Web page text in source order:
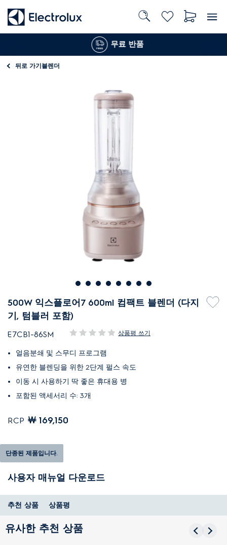
무료 반품
뒤로 가기블렌더
500W 익스플로어7 600ml 컴팩트 블렌더 (다지
기, 텀블러 포함)
E7CB1-86SM 상품평 쓰기
얼음분쇄 및 스무디 프로그램
유연한 블렌딩을 위한 2단계 펄스 속도
이동 시 사용하기 딱 좋은 휴대용 병
포함된 액세서리 수: 3개
RCP ￦ 169,150
단종된 제품입니다.
사용자 매뉴얼 다운로드
추천 상품 상품평
유사한 추천 상품